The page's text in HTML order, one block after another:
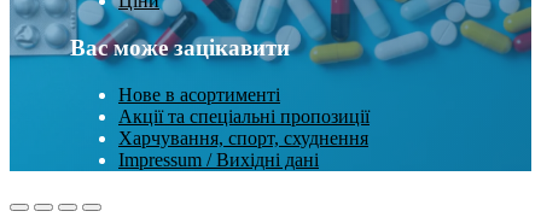
Вас може зацікавити
Нове в асортименті
Акції та спеціальні пропозиції
Харчування, спорт, схуднення
Impressum / Вихідні дані